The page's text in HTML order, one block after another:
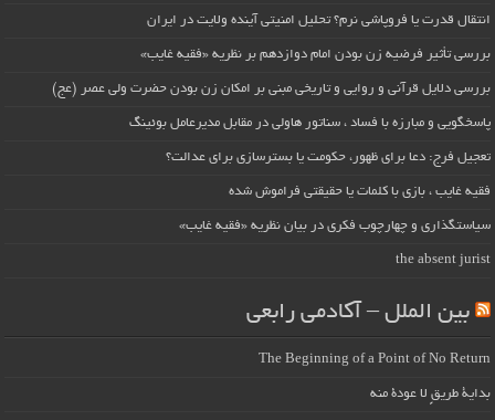
انتقال قدرت یا فروپاشی نرم؟ تحلیل امنیتی آینده ولایت در ایران
بررسی تأثیر فرضیه زن بودن امام دوازدهم بر نظریه «فقیه غایب»
بررسی دلایل قرآنی و روایی و تاریخی مبنی بر امکان زن بودن حضرت ولی عصر (عج)
پاسخگویی و مبارزه با فساد ، سناتور هاولی در مقابل مدیرعامل بوئینگ
تعجیل فرج: دعا برای ظهور، حکومت یا بسترسازی برای عدالت؟
فقیه غایب ، بازی با کلمات یا حقیقتی فراموش شده
سیاستگذاری و چهارچوب فکری در بیان نظریه «فقیه غایب»
the absent jurist
بین الملل – آکادمی رابعی
The Beginning of a Point of No Return
بداية طريقٍ لا عودة منه